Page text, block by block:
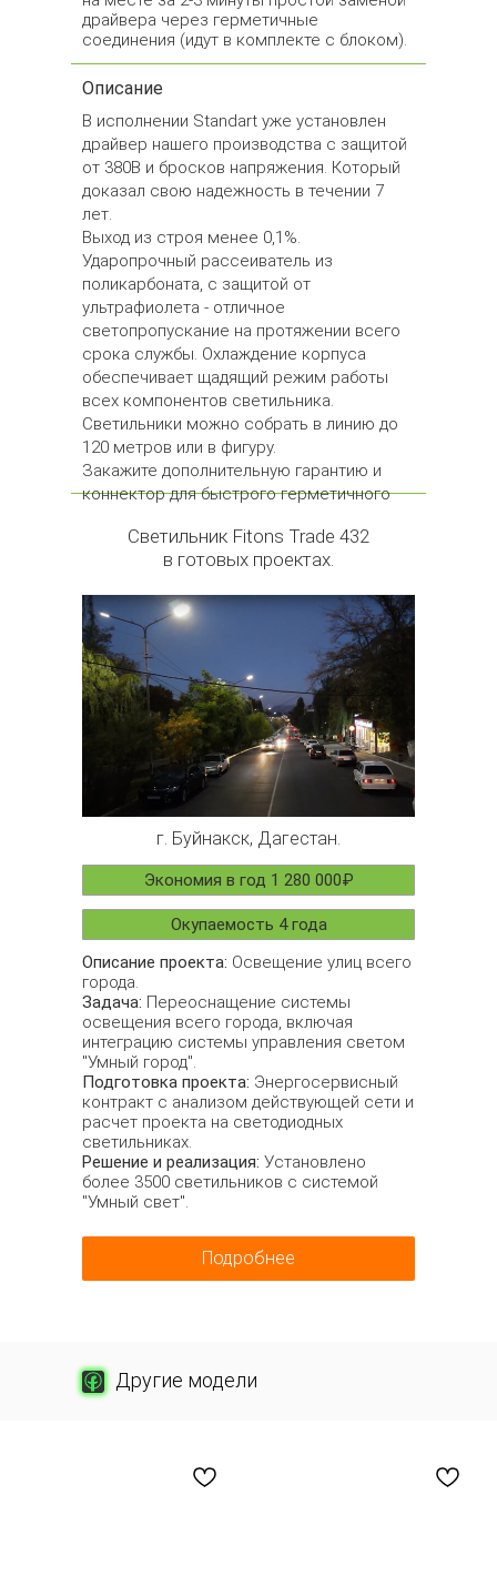
Описание
драйвера через герметичные
соединения (идут в комплекте с блоком).
В исполнении Standart уже установлен
драйвер нашего производства с защитой
от 380В и бросков напряжения. Который
доказал свою надежность в течении 7
лет.
Выход из строя менее 0,1%.
Ударопрочный рассеиватель из
поликарбоната, с защитой от
ультрафиолета - отличное
светопропускание на протяжении всего
срока службы. Охлаждение корпуса
обеспечивает щадящий режим работы
всех компонентов светильника.
Светильники можно собрать в линию до
120 метров или в фигуру.
Закажите дополнительную гарантию и
коннектор для быстрого герметичного
Светильник Fitons Trade 432
в готовых проектах.
г. Буйнакск, Дагестан.
Описание проекта: Освещение улиц всего
города.
Задача: Переоснащение системы
освещения всего города, включая
интеграцию системы управления светом
"Умный город".
Подготовка проекта: Энергосервисный
контракт с анализом действующей сети и
расчет проекта на светодиодных
светильниках.
Решение и реализация: Установлено
более 3500 светильников с системой
"Умный свет".
Экономия в год 1 280 000₽
Окупаемость 4 года
Подробнее
Другие модели